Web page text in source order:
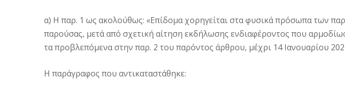
α) Η παρ. 1 ως ακολούθως: «Επίδομα χορηγείται στα φυσικά πρόσωπα των
παρούσας, μετά από σχετική αίτηση εκδήλωσης ενδιαφέροντος που
τα προβλεπόμενα στην παρ. 2 του παρόντος άρθρου, μέχρι 14 Ιανουαρίου
Η παράγραφος που αντικαταστάθηκε: